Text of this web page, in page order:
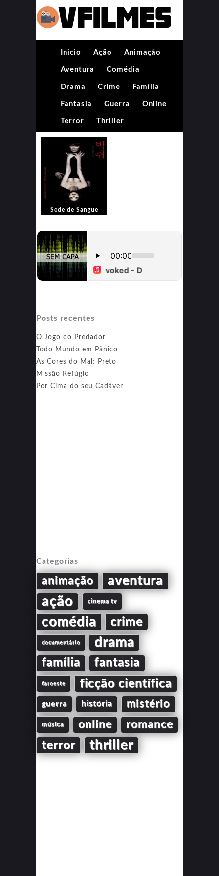
Inicio Ação Animação
Aventura Comédia
Drama Crime Família
Fantasia Guerra Online
Terror Thriller
Sede de Sangue
Posts recentes
O Jogo do Predador
Todo Mundo em Pânico
As Cores do Mal: Preto
Missão Refúgio
Por Cima do seu Cadáver
Categorias
animação aventura
ação cinema tv
comédia crime
documentário drama
família fantasia
faroeste ficção científica
guerra história mistério
música online romance
terror thriller